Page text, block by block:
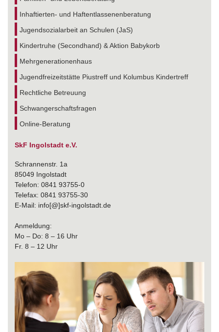
Inhaftierten- und Haftentlassenenberatung
Jugendsozialarbeit an Schulen (JaS)
Kindertruhe (Secondhand) & Aktion Babykorb
Mehrgenerationenhaus
Jugendfreizeitstätte Piustreff und Kolumbus Kindertreff
Rechtliche Betreuung
Schwangerschaftsfragen
Online-Beratung
SkF Ingolstadt e.V.
Schrannenstr. 1a
85049 Ingolstadt
Telefon: 0841 93755-0
Telefax: 0841 93755-30
E-Mail: info[@]skf-ingolstadt.de
Anmeldung:
Mo – Do: 8 – 16 Uhr
Fr. 8 – 12 Uhr